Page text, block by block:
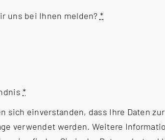
uns bei Ihnen melden? *
*
sich einverstanden, dass Ihre Daten
verwendet werden. Weitere